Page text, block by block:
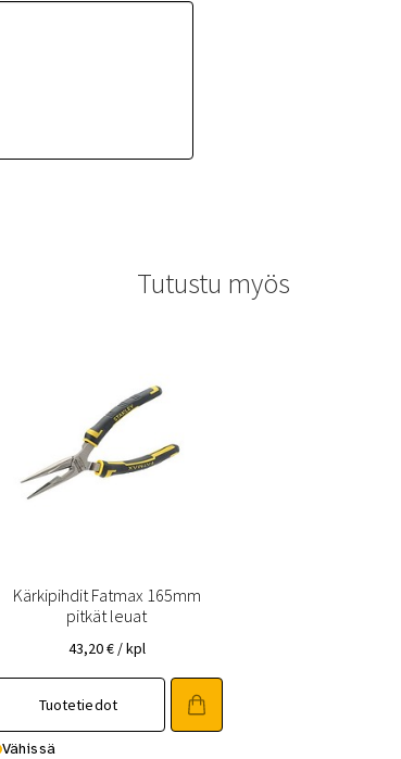
Tutustu myös
Kärkipihdit Fatmax 165mm
pitkät leuat
43,20€ / kpl
Tuotetiedot
Vähissä